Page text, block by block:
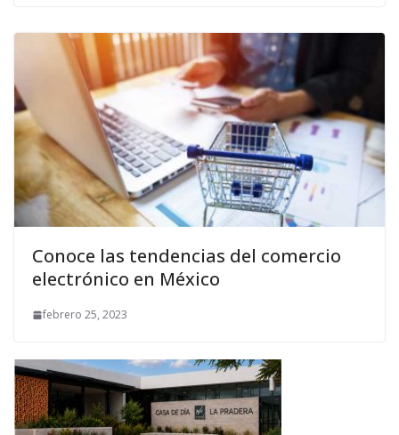
Conoce las tendencias del comercio
electrónico en México
febrero 25, 2023